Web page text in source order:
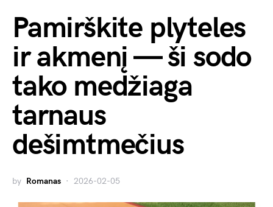
Pamirškite plyteles
ir akmenį — ši sodo
tako medžiaga
tarnaus
dešimtmečius
by Romanas 2026-02-05